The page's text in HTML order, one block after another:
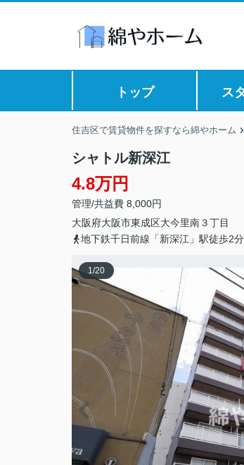
トップ ス
住吉区で賃貸物件を探すなら綿やホーム
シャトル新深江
4.8万円
管理/共益費 8,000円
大阪府大阪市東成区大今里南３丁目
地下鉄千日前線「新深江」駅徒歩2分
1/20